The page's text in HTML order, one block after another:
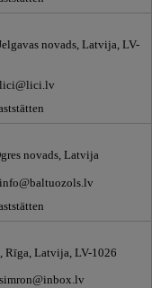
novads, Latvija, LV-
lici@lici.lv
novads, Latvija
info@baltuozols.lv
Rīga, Latvija, LV-1026
simron@inbox.lv